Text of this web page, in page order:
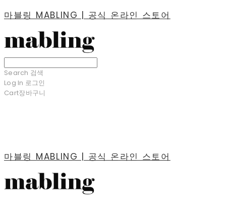
마블링 MABLING | 공식 온라인 스토어
Search 검색
Log In 로그인
Cart장바구니
마블링 MABLING | 공식 온라인 스토어